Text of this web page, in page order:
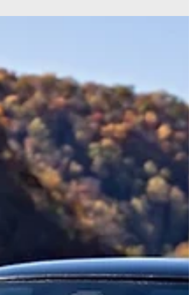
línea de producción el primer MINI en
marca un hito importante para MINI: hace
años comenzó la producción del MINI
moderno, ya de la mano de BMW Group, un
cuarto de siglo definido p